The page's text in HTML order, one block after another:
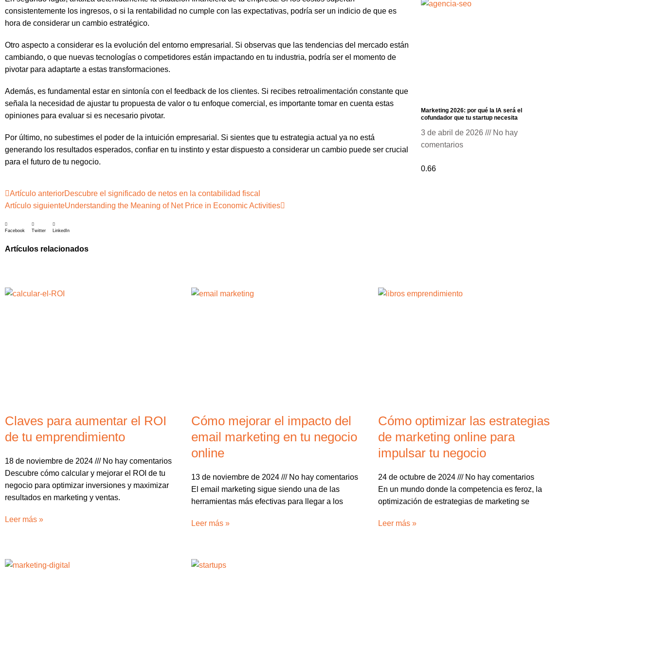
consistentemente los ingresos, o si la rentabilidad no cumple con las expectativas, podría ser un indicio de que es
hora de considerar un cambio estratégico.
Otro aspecto a considerar es la evolución del entorno empresarial. Si observas que las tendencias del mercado están
cambiando, o que nuevas tecnologías o competidores están impactando en tu industria, podría ser el momento de
pivotar para adaptarte a estas transformaciones.
Además, es fundamental estar en sintonía con el feedback de los clientes. Si recibes retroalimentación constante que
señala la necesidad de ajustar tu propuesta de valor o tu enfoque comercial, es importante tomar en cuenta estas
opiniones para evaluar si es necesario pivotar.
Por último, no subestimes el poder de la intuición empresarial. Si sientes que tu estrategia actual ya no está
generando los resultados esperados, confiar en tu instinto y estar dispuesto a considerar un cambio puede ser crucial
para el futuro de tu negocio.
Artículo anteriorDescubre el significado de netos en la contabilidad fiscal
Artículo siguienteUnderstanding the Meaning of Net Price in Economic Activities
Marketing 2026: por qué la IA será el
cofundador que tu startup necesita
3 de abril de 2026
No hay
comentarios
Facebook Twitter LinkedIn
Artículos relacionados
Claves para aumentar el ROI
de tu emprendimiento
18 de noviembre de 2024
No hay comentarios
Descubre cómo calcular y mejorar el ROI de tu
negocio para optimizar inversiones y maximizar
resultados en marketing y ventas.
Leer más »
Cómo mejorar el impacto del
email marketing en tu negocio
online
13 de noviembre de 2024
No hay comentarios
El email marketing sigue siendo una de las
herramientas más efectivas para llegar a los
Leer más »
Cómo optimizar las estrategias
de marketing online para
impulsar tu negocio
24 de octubre de 2024
No hay comentarios
En un mundo donde la competencia es feroz, la
optimización de estrategias de marketing se
Leer más »